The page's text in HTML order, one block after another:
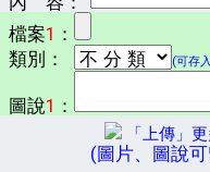
檔案1 ：
類別：
(可存
圖說1 ：
「上傳」更
(圖片、圖說